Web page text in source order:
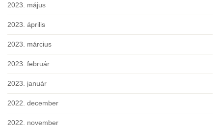
2023. május
2023. április
2023. március
2023. február
2023. január
2022. december
2022. november